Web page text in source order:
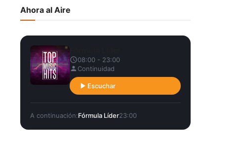
Ahora al Aire
08:00 - 23:00
Continuidad
Escuchar
A continuación:Fórmula Líder23:00